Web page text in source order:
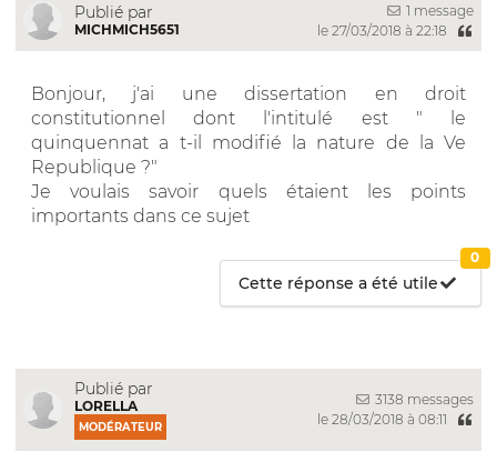
Publié par
MICHMICH5651
1 message
le 27/03/2018 à 22:18
Bonjour, j'ai une dissertation en droit
constitutionnel dont l'intitulé est " le
quinquennat a t-il modifié la nature de la Ve
Republique ?"
Je voulais savoir quels étaient les points
importants dans ce sujet
Cette réponse a été utile
0
Publié par
LORELLA
MODÉRATEUR
3138 messages
le 28/03/2018 à 08:11